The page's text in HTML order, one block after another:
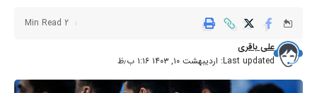
Last updated: اردیبهشت ۱۰, ۱۴۰۳ ۱:۱۶ ب٫ظ
علی باقری
2 Min Read